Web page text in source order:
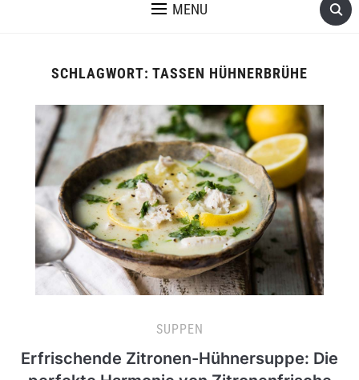
MENU
SCHLAGWORT: TASSEN HÜHNERBRÜHE
SUPPEN
Erfrischende Zitronen-Hühnersuppe: Die